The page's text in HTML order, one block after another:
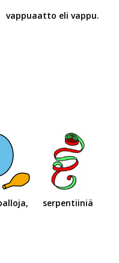
vappuaatto eli vappu.
serpentiiniä